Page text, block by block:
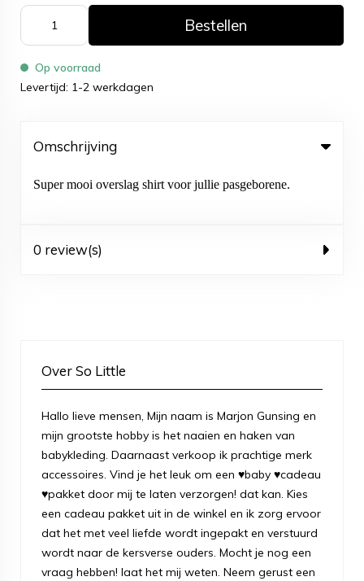
Bestellen
Op voorraad
Levertijd: 1-2 werkdagen
Omschrijving
Super mooi overslag shirt voor jullie pasgeborene.
0 review(s)
Over So Little
Hallo lieve mensen, Mijn naam is Marjon Gunsing en
mijn grootste hobby is het naaien en haken van
babykleding. Daarnaast verkoop ik prachtige merk
accessoires. Vind je het leuk om een ♥baby ♥cadeau
♥pakket door mij te laten verzorgen! dat kan. Kies
een cadeau pakket uit in de winkel en ik zorg ervoor
dat het met veel liefde wordt ingepakt en verstuurd
wordt naar de kersverse ouders. Mocht je nog een
vraag hebben! laat het mij weten. Neem gerust een